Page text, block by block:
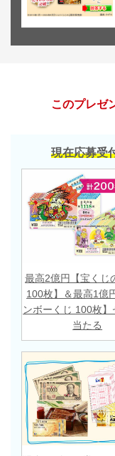
このプレゼ
現在応募受
最高2億円【宝くじ
100枚】＆最高1億
ンボーくじ 100枚】
当たる